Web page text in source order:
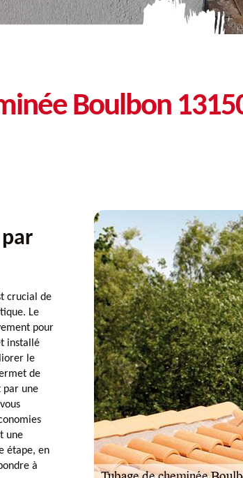
Boulbon
crucial de
Le
pour
installé
le
de
par une
une
étape, en
à